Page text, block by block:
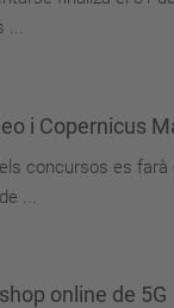
...
i Copernicus
concursos es
...
online de 5G